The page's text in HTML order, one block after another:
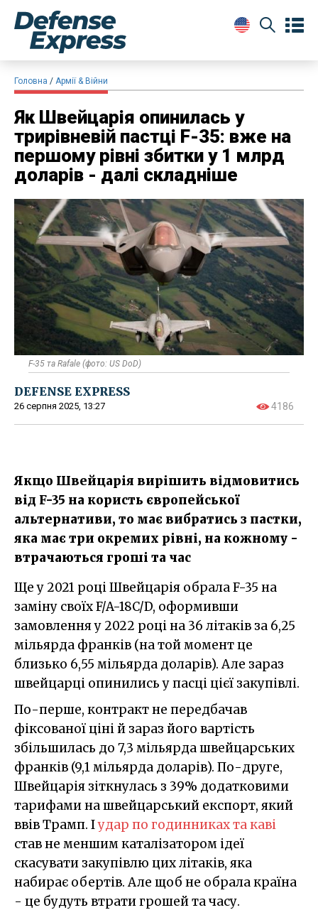
Головна Армії & Війни
Як Швейцарія опинилась у
трирівневій пастці F-35: вже на
першому рівні збитки у 1 млрд
доларів - далі складніше
F-35 та Rafale (фото: US DoD)
DEFENSE EXPRESS
26 серпня 2025, 13:27 4186
Якщо Швейцарія вирішить відмовитись
від F-35 на користь європейської
альтернативи, то має вибратись з пастки,
яка має три окремих рівні, на кожному -
втрачаються гроші та час
Ще у 2021 році Швейцарія обрала F-35 на
заміну своїх F/A-18C/D, оформивши
замовлення у 2022 році на 36 літаків за 6,25
мільярда франків (на той момент це
близько 6,55 мільярда доларів). Але зараз
швейцарці опинились у пасці цієї закупівлі.
По-перше, контракт не передбачав
фіксованої ціні й зараз його вартість
збільшилась до 7,3 мільярда швейцарських
франків (9,1 мільярда доларів). По-друге,
Швейцарія зіткнулась з 39% додатковими
тарифами на швейцарський експорт, який
ввів Трамп. Іудар по годинниках та каві
став не меншим каталізатором ідеї
скасувати закупівлю цих літаків, яка
набирає обертів. Але щоб не обрала країна
- це будуть втрати грошей та часу.